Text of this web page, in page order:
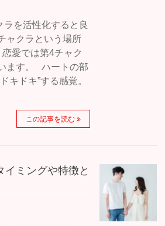
ラを活性化すると良
ャクラという場所
愛では第4チャク
ます。 ハートの部
キドキ”する感覚。
この記事を読む
イミングや特徴と